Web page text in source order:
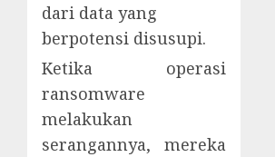
dari data yang
berpotensi disusupi.
Ketika operasi
ransomware
melakukan
serangannya, mereka